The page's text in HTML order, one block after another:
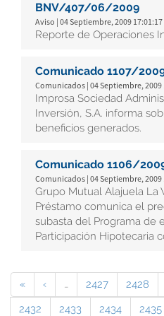
BNV/407/06/2009
Aviso | 04 Septiembre, 2009 17:01:17
Reporte de Operaciones
Comunicado 1107/
Comunicados | 04 Septiembre, 2009
Improsa Sociedad
Inversión, S.A. informa
beneficios generados.
Comunicado 1106/
Comunicados | 04 Septiembre, 2009
Grupo Mutual Alajuela La
Préstamo comunica el
subasta del Programa de
Participación Hipotecaria
« ‹ … 2427 2428
2432
2433 2434 2435